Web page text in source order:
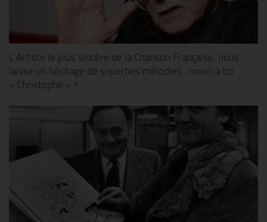
L’Artiste le plus sincère de la Chanson Française, nous
laisse un héritage de superbes mélodies…merci à toi
« Christophe » !!